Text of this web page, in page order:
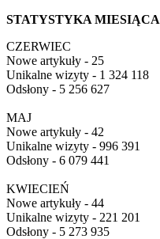
STATYSTYKA MIESIĄCA
CZERWIEC
Nowe artykuły - 25
Unikalne wizyty - 1 324 118
Odsłony - 5 256 627
MAJ
Nowe artykuły - 42
Unikalne wizyty - 996 391
Odsłony - 6 079 441
KWIECIEŃ
Nowe artykuły - 44
Unikalne wizyty - 221 201
Odsłony - 5 273 935